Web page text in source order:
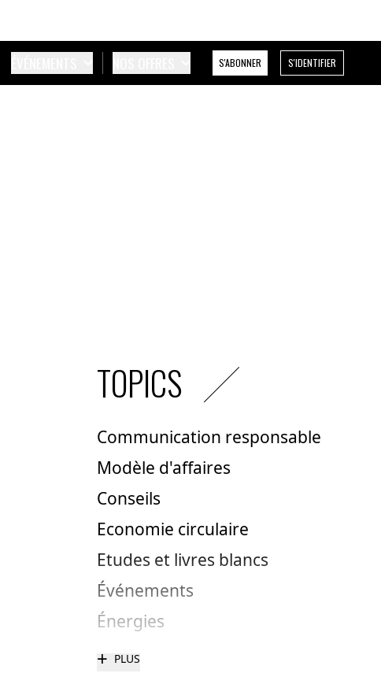
S'ABONNER S'IDENTIFIER
TOPICS
Communication responsable
Modèle d'affaires
Conseils
Economie circulaire
Etudes et livres blancs
Événements
Énergies
+ PLUS